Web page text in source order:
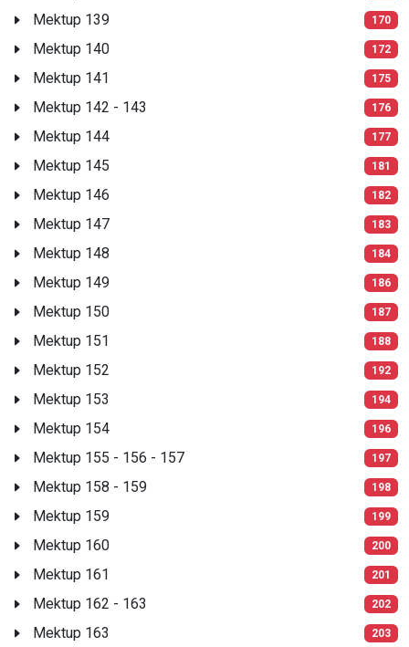
Mektup 139 170
Mektup 140 172
Mektup 141 175
Mektup 142 - 143 176
Mektup 144 177
Mektup 145 181
Mektup 146 182
Mektup 147 183
Mektup 148 184
Mektup 149 186
Mektup 150 187
Mektup 151 188
Mektup 152 192
Mektup 153 194
Mektup 154 196
Mektup 155 - 156 - 157 197
Mektup 158 - 159 198
Mektup 159 199
Mektup 160 200
Mektup 161 201
Mektup 162 - 163 202
Mektup 163 203